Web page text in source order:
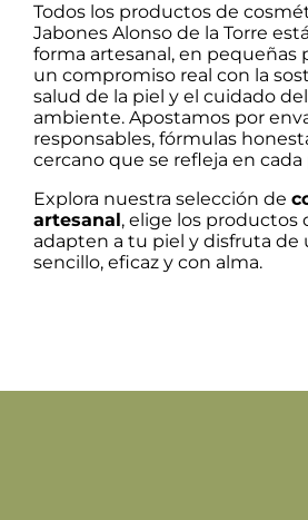
Todos los productos de
Jabones Alonso de la Torre
forma artesanal, en pequeñas
un compromiso real con la
salud de la piel y el cuidado
ambiente. Apostamos por
responsables, fórmulas
cercano que se refleja en
Explora nuestra selección de
artesanal, elige los productos
adapten a tu piel y disfruta de
sencillo, eficaz y con alma.